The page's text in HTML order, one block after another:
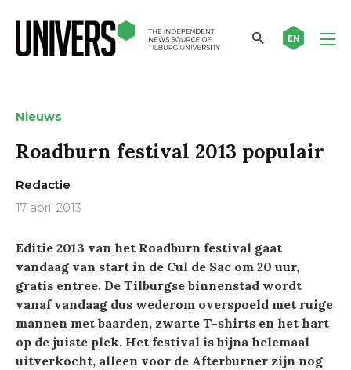
EN
Nieuws
Roadburn festival 2013 populair
Redactie
17 april 2013
Editie 2013 van het Roadburn festival gaat
vandaag van start in de Cul de Sac om 20 uur,
gratis entree. De Tilburgse binnenstad wordt
vanaf vandaag dus wederom overspoeld met ruige
mannen met baarden, zwarte T-shirts en het hart
op de juiste plek. Het festival is bijna helemaal
uitverkocht, alleen voor de Afterburner zijn nog